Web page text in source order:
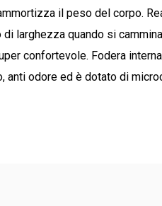
il peso del corpo.
larghezza quando si
confortevole. Fodera interna
anti odore ed è dotato di